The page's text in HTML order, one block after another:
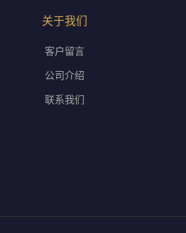
关于我们
客户留言
公司介绍
联系我们